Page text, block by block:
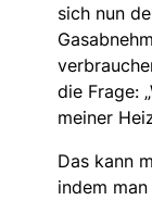
sich nun
die Frage:
meiner
Das kann
indem man